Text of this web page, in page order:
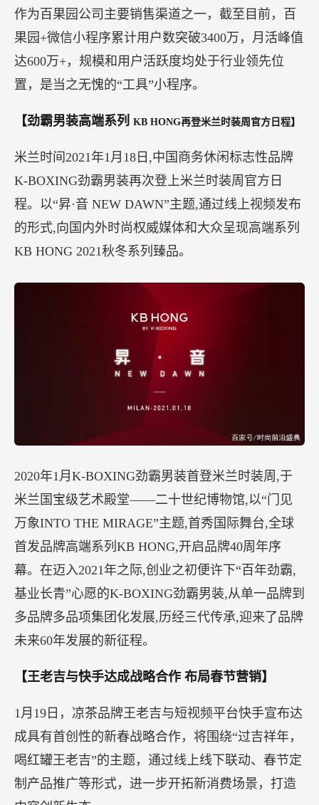
作为百果园公司主要销售渠道之一，截至目前，百
果园+微信小程序累计用户数突破3400万，月活峰值
达600万+，规模和用户活跃度均处于行业领先位
置，是当之无愧的“工具”小程序。
【劲霸男装高端系列 KB HONG再登米兰时装周官方日程】
米兰时间2021年1月18日,中国商务休闲标志性品牌
K-BOXING劲霸男装再次登上米兰时装周官方日
程。以“昇·音 NEW DAWN”主题,通过线上视频发布
的形式,向国内外时尚权威媒体和大众呈现高端系列
KB HONG 2021秋冬系列臻品。
2020年1月K-BOXING劲霸男装首登米兰时装周,于
米兰国宝级艺术殿堂——二十世纪博物馆,以“门见
万象INTO THE MIRAGE”主题,首秀国际舞台,全球
首发品牌高端系列KB HONG,开启品牌40周年序
幕。在迈入2021年之际,创业之初便许下“百年劲霸,
基业长青”心愿的K-BOXING劲霸男装,从单一品牌到
多品牌多品项集团化发展,历经三代传承,迎来了品牌
未来60年发展的新征程。
【王老吉与快手达成战略合作 布局春节营销】
1月19日，凉茶品牌王老吉与短视频平台快手宣布达
成具有首创性的新春战略合作，将围绕“过吉祥年，
喝红罐王老吉”的主题，通过线上线下联动、春节定
制产品推广等形式，进一步开拓新消费场景，打造